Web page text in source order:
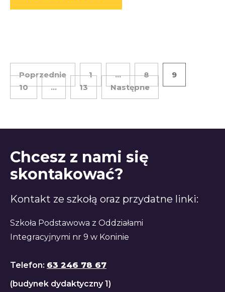
Poprzednie 1 … 8
9
10
… 13 Następne
Chcesz z nami się
skontakować?
Kontakt ze szkołą oraz przydatne linki:
Szkoła Podstawowa z Oddziałami
Integracyjnymi nr 9 w Koninie
Telefon: 63 246 78 67
(budynek dydaktyczny 1)